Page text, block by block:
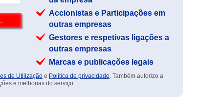
Accionistas e Participações em
outras empresas
Gestores e respetivas ligações a
outras empresas
Marcas e publicações legais
de Utilização e Política de privacidade. Também autorizo a
e melhorias do serviço.